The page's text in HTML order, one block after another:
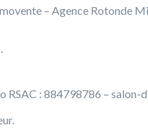
– Agence Rotonde
: 884798786 – salon-